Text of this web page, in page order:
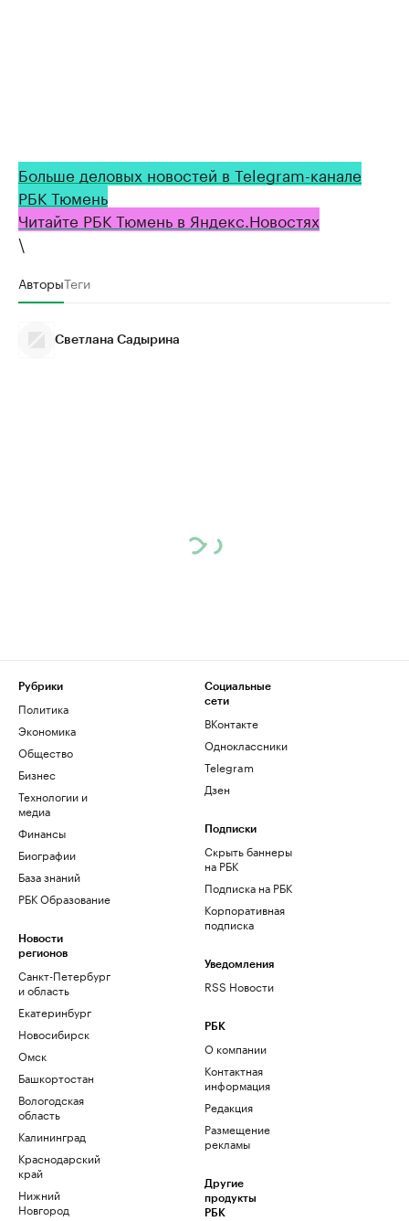
Больше деловых новостей в Telegram-канале
РБК Тюмень
Читайте РБК Тюмень в Яндекс.Новостях
\
АвторыТеги
Светлана Садырина
Рубрики
Политика
Экономика
Общество
Бизнес
Технологии и
медиа
Финансы
Биографии
База знаний
РБК Образование
Новости
регионов
Санкт-Петербург
и область
Екатеринбург
Новосибирск
Омск
Башкортостан
Вологодская
область
Калининград
Краснодарский
край
Нижний
Новгород
Социальные
сети
ВКонтакте
Одноклассники
Telegram
Дзен
Подписки
Скрыть баннеры
на РБК
Подписка на РБК
Корпоративная
подписка
Уведомления
RSS Новости
РБК
О компании
Контактная
информация
Редакция
Размещение
рекламы
Другие
продукты
РБК